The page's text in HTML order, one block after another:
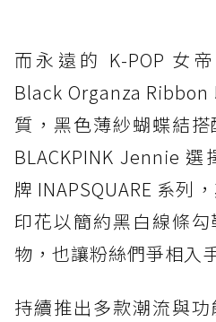
而永遠的 K-POP 女
Black Organza
質，黑色薄紗蝴蝶結
BLACKPINK Jennie
牌 INAPSQUARE 系列
印花以簡約黑白線條
物，也讓粉絲們爭相入
持續推出多款潮流與功